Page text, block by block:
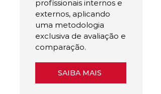
profissionais internos e
externos, aplicando
uma metodologia
exclusiva de avaliação e
comparação.
SAIBA MAIS